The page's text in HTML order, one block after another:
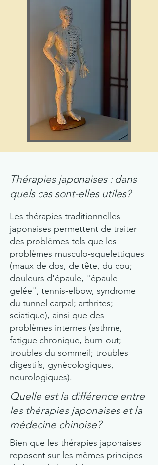
Thérapies japonaises : dans
quels cas sont-elles utiles?
Les thérapies traditionnelles
japonaises permettent de traiter
des problèmes tels que les
problèmes musculo-squelettiques
(maux de dos, de tête, du cou;
douleurs d'épaule, "épaule
gelée", tennis-elbow, syndrome
du tunnel carpal; arthrites;
sciatique), ainsi que des
problèmes internes (asthme,
fatigue chronique, burn-out;
troubles du sommeil; troubles
digestifs, gynécologiques,
neurologiques).
Quelle est la différence entre
les thérapies japonaises et la
médecine chinoise?
Bien que les thérapies japonaises
reposent sur les mêmes principes